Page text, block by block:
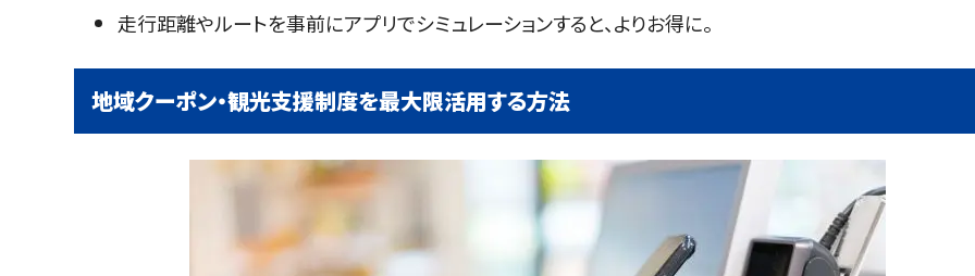
走行距離やルートを事前にアプリでシミュレーションすると、よりお得に。
地域クーポン・観光支援制度を最大限活用する方法